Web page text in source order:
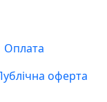
Оплата
оферта